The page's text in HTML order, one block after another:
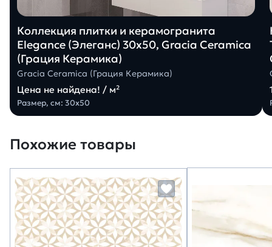
Коллекция плитки и керамогранита
Elegance (Элеганс) 30х50, Gracia Ceramica
(Грация Керамика)
Gracia Ceramica (Грация Керамика)
Цена не найдена! / м²
Размер, см: 30х50
Похожие товары